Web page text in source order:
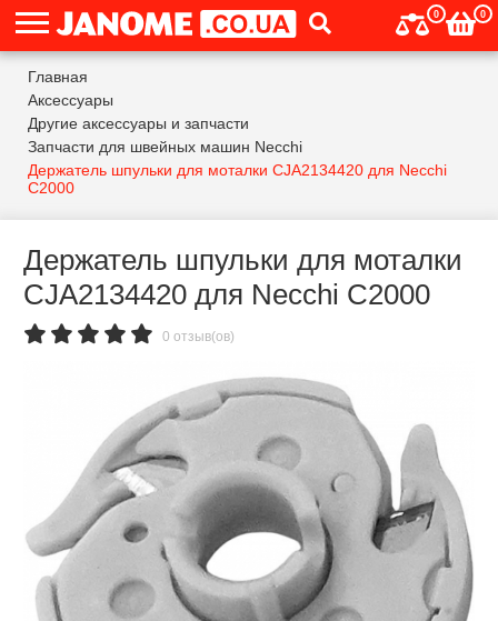
0 0
Главная
Аксессуары
Другие аксессуары и запчасти
Запчасти для швейных машин Necchi
Держатель шпульки для моталки CJA2134420 для Necchi
C2000
Держатель шпульки для моталки
CJA2134420 для Necchi C2000
0 отзыв(ов)